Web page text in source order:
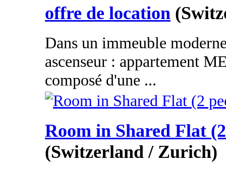
offre de location
Dans un immeuble
ascenseur : appartement
composé d'une ...
Room in Shared Flat
(Switzerland / Zurich)